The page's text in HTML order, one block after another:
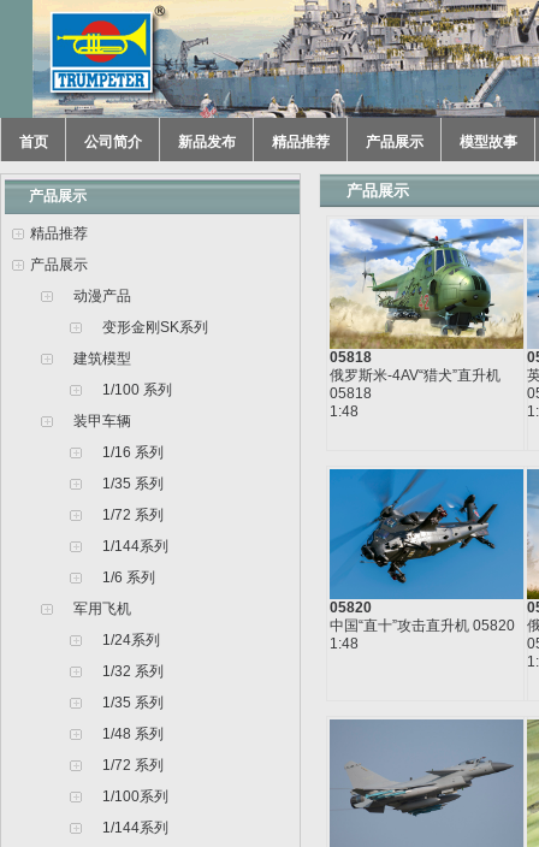
首页 公司简介 新品发布 精品推荐 产品展示 模型故事
产品展示
精品推荐
产品展示
动漫产品
变形金刚SK系列
建筑模型
1/100 系列
装甲车辆
1/16 系列
1/35 系列
1/72 系列
1/144系列
1/6 系列
军用飞机
1/24系列
1/32 系列
1/35 系列
1/48 系列
1/72 系列
1/100系列
1/144系列
产品展示
05818
俄罗斯米-4AV“猎犬”直升机
05818
1:48
05820
中国“直十”攻击直升机 05820
1:48